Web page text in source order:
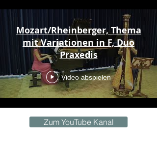
Mozart/Rheinberger, Thema
mit Variationen in F, Duo
Praxedis
Video abspielen
Zum YouTube Kanal